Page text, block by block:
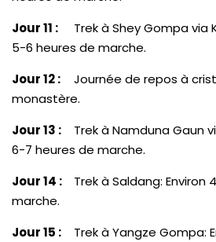
Jour 11 :
Trek à Shey Gompa via
5-6 heures de marche.
Jour 12 :
Journée de repos à
monastère.
Jour 13 :
Trek à Namduna Gaun
6-7 heures de marche.
Jour 14 :
Trek à Saldang: Environ
marche.
Jour 15 :
Trek à Yangze Gompa: